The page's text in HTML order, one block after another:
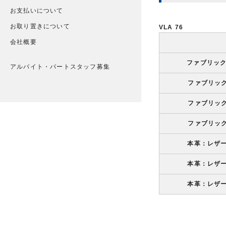
VLA 76
ファブリッ
ファブリッ
ファブリッ
ファブリッ
本革：レザ
本革：レザ
本革：レザ
お支払いについて
お取り置きについて
会社概要
アルバイト・パートスタッフ募集